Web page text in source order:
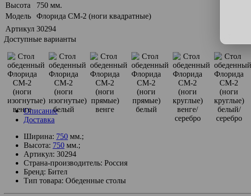
Высота
750 мм.
Модель
Флорида СМ-2 (ноги квадратные)
Артикул 30294
Доступные варианты
Описание
Доставка
Ширина: 750 мм.;
Высота: 750 мм.;
Артикул: 30294
Страна-производитель: Россия
Бренд: Бител
Тип товара: Обеденные столы